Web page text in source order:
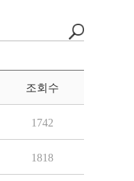
조회수
1742
1818